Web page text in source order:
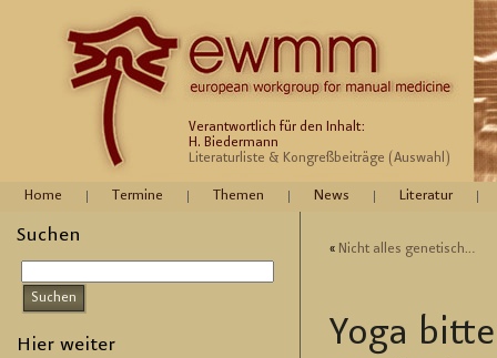
Verantwortlich für den Inhalt:
H. Biedermann
Literaturliste & Kongreßbeiträge (Auswahl)
Home Termine Themen News Literatur
Suchen
Hier weiter
« Nicht alles ge­ne­tisch…
Yoga